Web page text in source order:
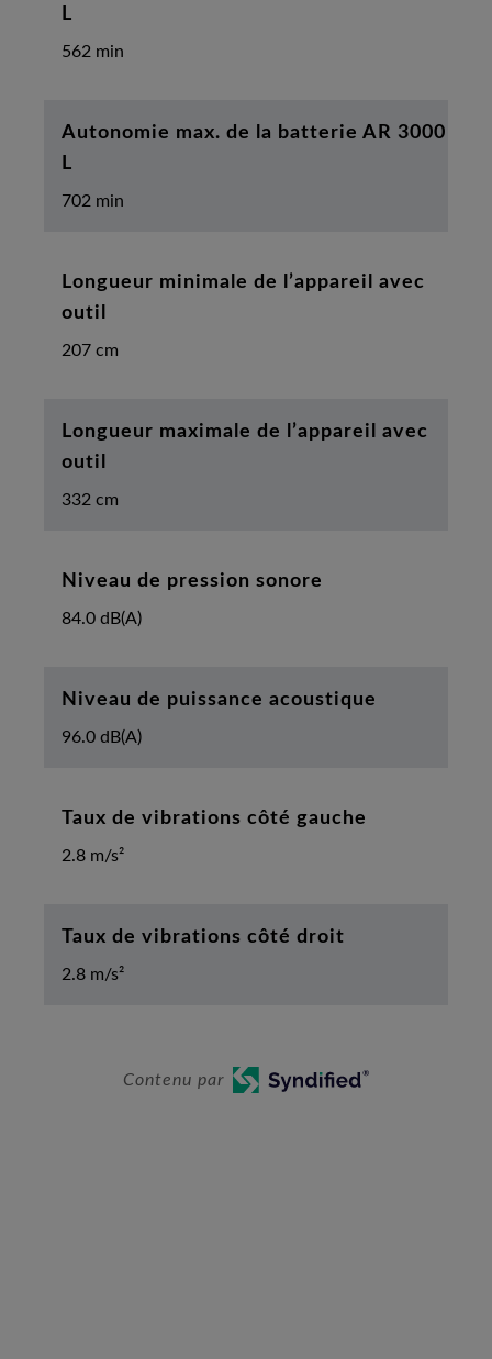
L
562 min
Autonomie max. de la batterie AR 3000
L
702 min
Longueur minimale de l’appareil avec
outil
207 cm
Longueur maximale de l’appareil avec
outil
332 cm
Niveau de pression sonore
84.0 dB(A)
Niveau de puissance acoustique
96.0 dB(A)
Taux de vibrations côté gauche
2.8 m/s²
Taux de vibrations côté droit
2.8 m/s²
Contenu par